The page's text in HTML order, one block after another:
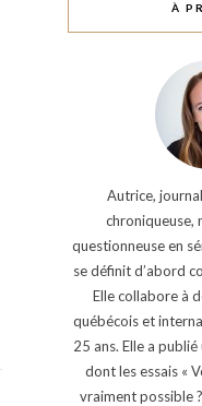
À
Autrice,
chroniqueuse,
questionneuse en
se définit d’abord
Elle collabore à
québécois et
25 ans. Elle a
dont les essais «
vraiment possible